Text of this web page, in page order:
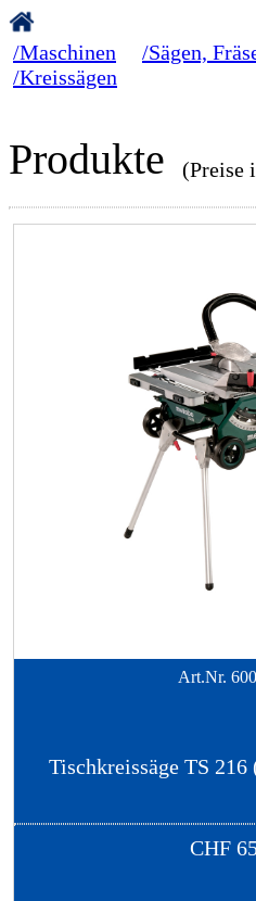
/Maschinen
/Sägen,
/Kreissägen
Produkte (Preise
Art.Nr.
Tischkreissäge TS
CHF